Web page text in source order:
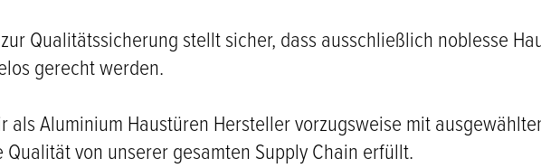
Qualitätssicherung stellt sicher, dass ausschließlich noblesse
gerecht werden.
als Aluminium Haustüren Hersteller vorzugsweise mit
von unserer gesamten Supply Chain erfüllt.